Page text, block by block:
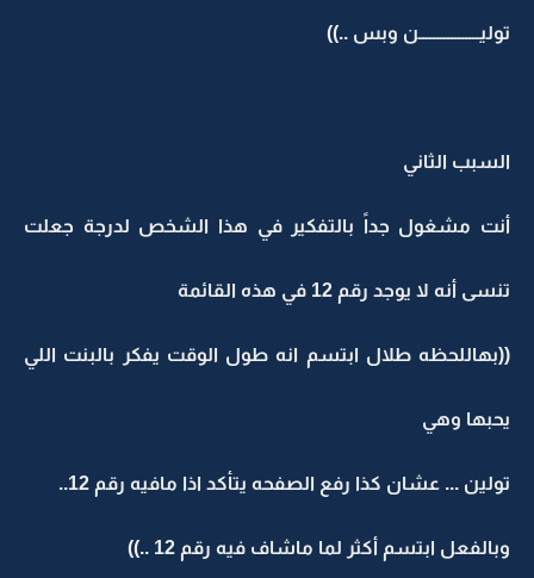
توليـــــــــــــــــن وبس ..))
السبب الثاني
أنت مشغول جداً بالتفكير في هذا الشخص لدرجة جعلت
تنسى أنه لا يوجد رقم 12 في هذه القائمة
((بهاللحظه طلال ابتسم انه طول الوقت يفكر بالبنت اللي
يحبها وهي
تولين ... عشان كذا رفع الصفحه يتأكد اذا مافيه رقم 12..
وبالفعل ابتسم أكثر لما ماشاف فيه رقم 12 ..))